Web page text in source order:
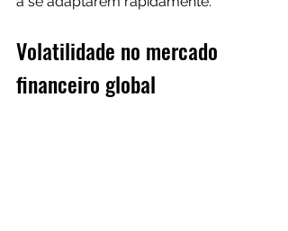
Volatilidade no mercado
financeiro global